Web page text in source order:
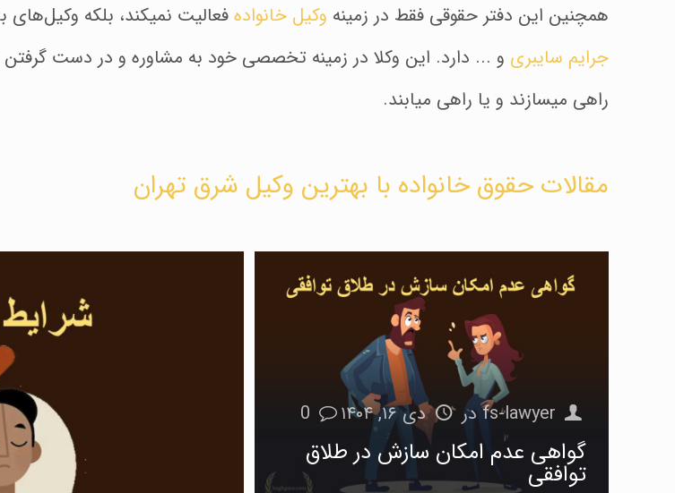
همچنین این دفتر حقوقی فقط در زمینه وکیل خانوادهفعالیت نمیکند، بلکه
جرایم سایبری و ... دارد. این وکلا در زمینه تخصصی خود به مشاوره و در دست
راهی میسازند و یا راهی میابند.
مقالات حقوق خانواده با بهترین وکیل شرق تهران
fs-lawyerدر دی ۱۶, ۱۴۰۴ 0
گواهی عدم امکان سازش در طلاق
توافقی